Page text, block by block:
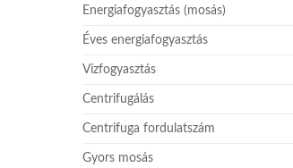
Energiafogyasztás (mosás)
Éves energiafogyasztás
Vízfogyasztás
Centrifugálás
Centrifuga fordulatszám
Gyors mosás